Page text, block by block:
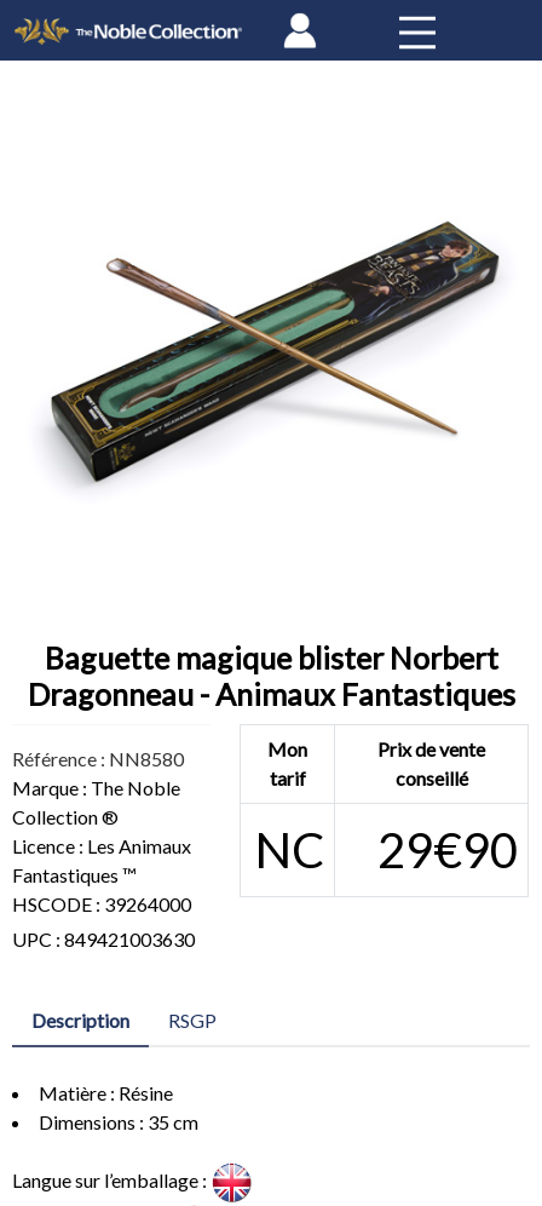
Baguette magique blister Norbert
Dragonneau - Animaux Fantastiques
Référence : NN8580
Marque : The Noble
Collection ®
Licence : Les Animaux
Fantastiques ™
HSCODE : 39264000
UPC : 849421003630
Mon
tarif
Prix de vente
conseillé
NC 29€90
Description RSGP
Matière : Résine
Dimensions : 35 cm
Langue sur l’emballage :
Panneau de gestion des cookies